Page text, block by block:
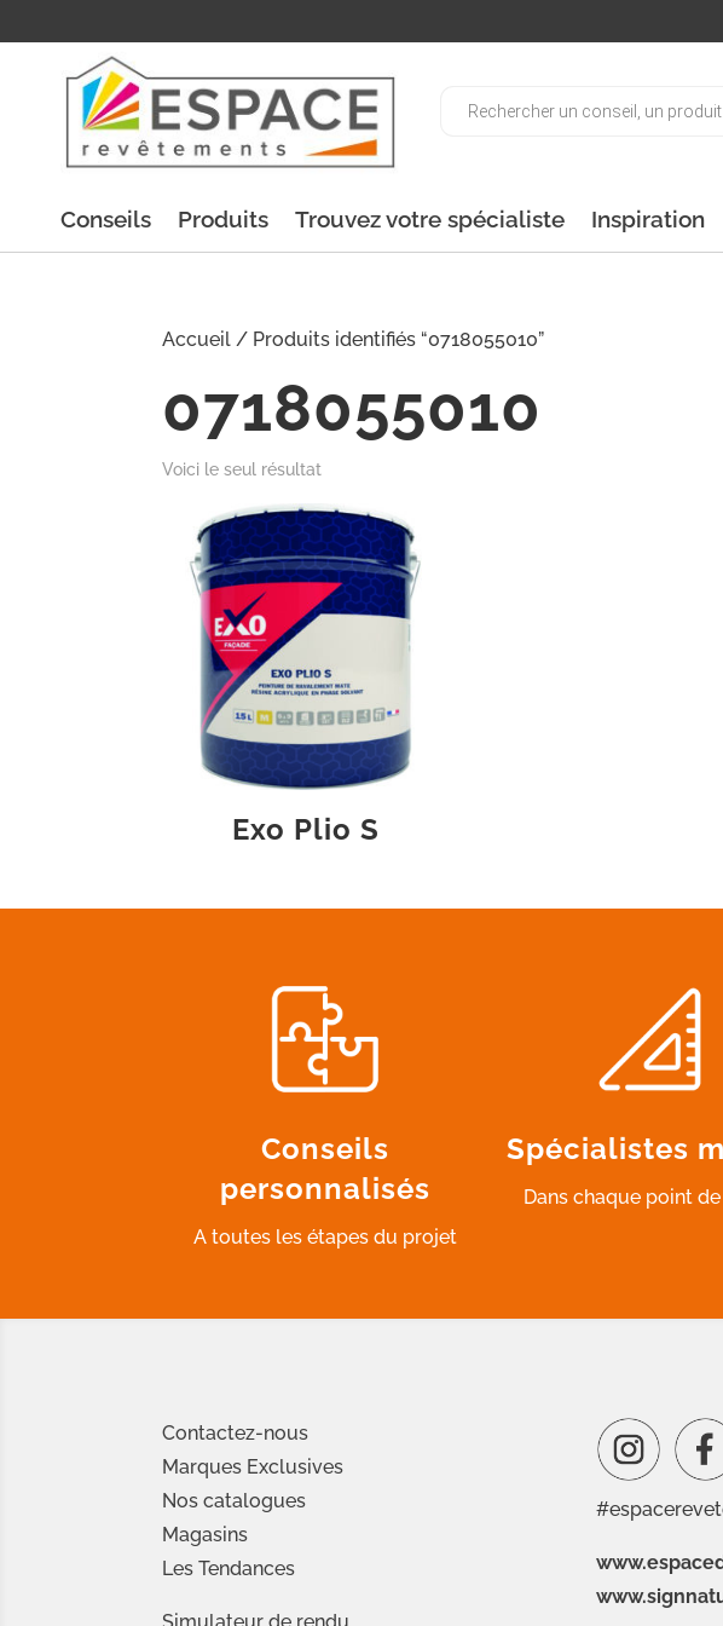
Conseils Produits Trouvez votre spécialiste Inspiration
Accueil / Produits identifiés “0718055010”
0718055010
Voici le seul résultat
Exo Plio S
Conseils
personnalisés
A toutes les étapes du projet
Spécialistes
Dans chaque point
Contactez-nous
Marques Exclusives
Nos catalogues
Magasins
Les Tendances